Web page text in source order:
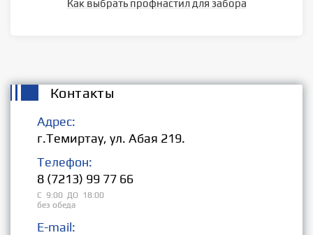
Как выбрать профнастил для забора
Контакты
Адрес:
г.Темиртау, ул. Абая 219.
Телефон:
8 (7213) 99 77 66
С 9:00 ДО 18:00
без обеда
E-mail: